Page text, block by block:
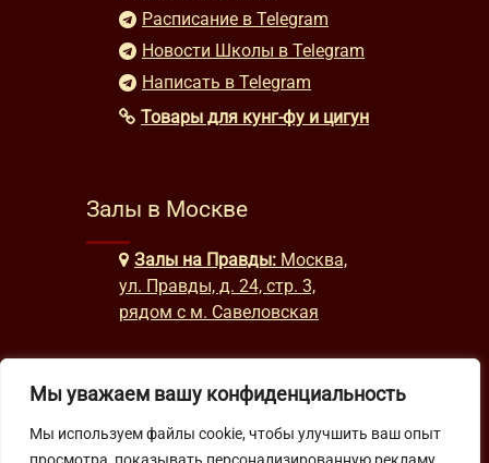
Мы уважаем вашу конфиденциальность
Мы используем файлы cookie, чтобы улучшить ваш опыт
Расписание в Telegram
Новости Школы в Telegram
Написать в Telegram
Товары для кунг-фу и цигун
Залы в Москве
Залы на Правды: Москва,
ул. Правды, д. 24, стр. 3,
рядом с м. Савеловская
Часы работы
будни: с 9:00 до 22:00